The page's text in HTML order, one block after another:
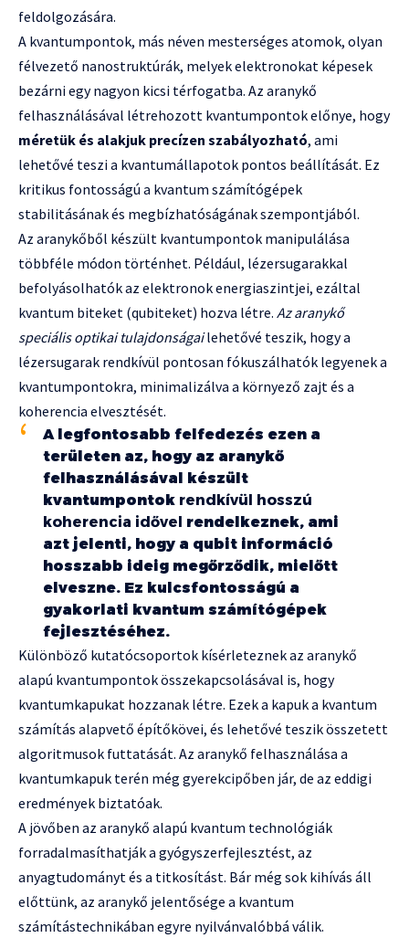
feldolgozására.
A kvantumpontok, más néven mesterséges atomok, olyan
félvezető nanostruktúrák, melyek elektronokat képesek
bezárni egy nagyon kicsi térfogatba. Az aranykő
felhasználásával létrehozott kvantumpontok előnye, hogy
méretük és alakjuk precízen szabályozható, ami
lehetővé teszi a kvantumállapotok pontos beállítását. Ez
kritikus fontosságú a kvantum számítógépek
stabilitásának és megbízhatóságának szempontjából.
Az aranykőből készült kvantumpontok manipulálása
többféle módon történhet. Például, lézersugarakkal
befolyásolhatók az elektronok energiaszintjei, ezáltal
kvantum biteket (qubiteket) hozva létre. Az aranykő
speciális optikai tulajdonságailehetővé teszik, hogy a
lézersugarak rendkívül pontosan fókuszálhatók legyenek a
kvantumpontokra, minimalizálva a környező zajt és a
koherencia elvesztését.
A legfontosabb felfedezés ezen a
területen az, hogy az aranykő
felhasználásával készült
kvantumpontok rendkívül hosszú
koherencia idővel rendelkeznek, ami
azt jelenti, hogy a qubit információ
hosszabb ideig megőrződik, mielőtt
elveszne. Ez kulcsfontosságú a
gyakorlati kvantum számítógépek
fejlesztéséhez.
Különböző kutatócsoportok kísérleteznek az aranykő
alapú kvantumpontok összekapcsolásával is, hogy
kvantumkapukat hozzanak létre. Ezek a kapuk a kvantum
számítás alapvető építőkövei, és lehetővé teszik összetett
algoritmusok futtatását. Az aranykő felhasználása a
kvantumkapuk terén még gyerekcipőben jár, de az eddigi
eredmények biztatóak.
A jövőben az aranykő alapú kvantum technológiák
forradalmasíthatják a gyógyszerfejlesztést, az
anyagtudományt és a titkosítást. Bár még sok kihívás áll
előttünk, az aranykő jelentősége a kvantum
számítástechnikában egyre nyilvánvalóbbá válik.